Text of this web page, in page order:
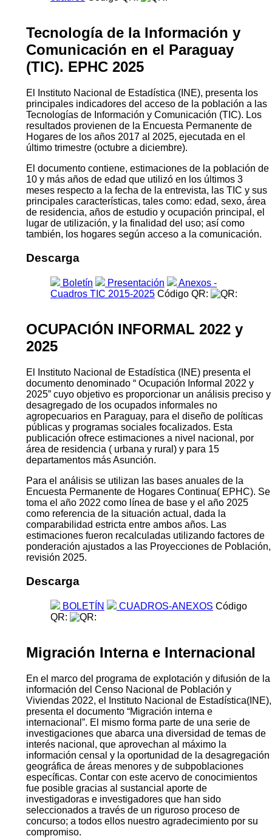
Tecnología de la Información y
Comunicación en el Paraguay
(TIC). EPHC 2025
El Instituto Nacional de Estadística (INE), presenta los
principales indicadores del acceso de la población a las
Tecnologías de Información y Comunicación (TIC). Los
resultados provienen de la Encuesta Permanente de
Hogares de los años 2017 al 2025, ejecutada en el
último trimestre (octubre a diciembre).
El documento contiene, estimaciones de la población de
10 y más años de edad que utilizó en los últimos 3
meses respecto a la fecha de la entrevista, las TIC y sus
principales características, tales como: edad, sexo, área
de residencia, años de estudio y ocupación principal, el
lugar de utilización, y la finalidad del uso; así como
también, los hogares según acceso a la comunicación.
Descarga
Boletín Presentación
Anexos -
Cuadros TIC 2015-2025 Código QR:
OCUPACIÓN INFORMAL 2022 y
2025
El Instituto Nacional de Estadística (INE) presenta el
documento denominado “ Ocupación Informal 2022 y
2025” cuyo objetivo es proporcionar un análisis preciso y
desagregado de los ocupados informales no
agropecuarios en Paraguay, para el diseño de políticas
públicas y programas sociales focalizados. Esta
publicación ofrece estimaciones a nivel nacional, por
área de residencia ( urbana y rural) y para 15
departamentos más Asunción.
Para el análisis se utilizan las bases anuales de la
Encuesta Permanente de Hogares Continua( EPHC). Se
toma el año 2022 como línea de base y el año 2025
como referencia de la situación actual, dada la
comparabilidad estricta entre ambos años. Las
estimaciones fueron recalculadas utilizando factores de
ponderación ajustados a las Proyecciones de Población,
revisión 2025.
Descarga
BOLETÍN CUADROS-ANEXOS Código
QR:
Migración Interna e Internacional
En el marco del programa de explotación y difusión de la
información del Censo Nacional de Población y
Viviendas 2022, el Instituto Nacional de Estadística(INE),
presenta el documento “Migración interna e
internacional”. El mismo forma parte de una serie de
investigaciones que abarca una diversidad de temas de
interés nacional, que aprovechan al máximo la
información censal y la oportunidad de la desagregación
geográfica de áreas menores y de subpoblaciones
específicas. Contar con este acervo de conocimientos
fue posible gracias al sustancial aporte de
investigadoras e investigadores que han sido
seleccionados a través de un riguroso proceso de
concurso; a todos ellos nuestro agradecimiento por su
compromiso.